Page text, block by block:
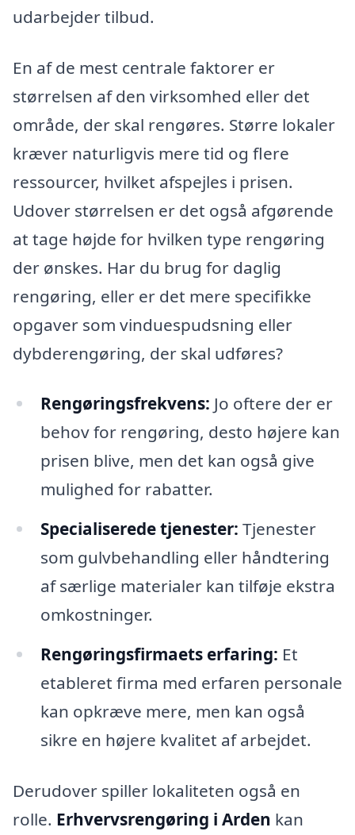
udarbejder tilbud.
En af de mest centrale faktorer er
størrelsen af den virksomhed eller det
område, der skal rengøres. Større lokaler
kræver naturligvis mere tid og flere
ressourcer, hvilket afspejles i prisen.
Udover størrelsen er det også afgørende
at tage højde for hvilken type rengøring
der ønskes. Har du brug for daglig
rengøring, eller er det mere specifikke
opgaver som vinduespudsning eller
dybderengøring, der skal udføres?
Rengøringsfrekvens: Jo oftere der er
behov for rengøring, desto højere kan
prisen blive, men det kan også give
mulighed for rabatter.
Specialiserede tjenester: Tjenester
som gulvbehandling eller håndtering
af særlige materialer kan tilføje ekstra
omkostninger.
Rengøringsfirmaets erfaring: Et
etableret firma med erfaren personale
kan opkræve mere, men kan også
sikre en højere kvalitet af arbejdet.
Derudover spiller lokaliteten også en
rolle. Erhvervsrengøring i Arden kan